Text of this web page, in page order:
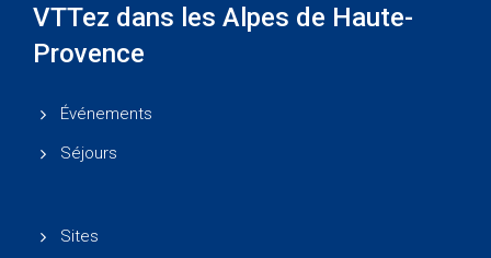
VTTez dans les Alpes de Haute-
Provence
Événements
Séjours
Sites